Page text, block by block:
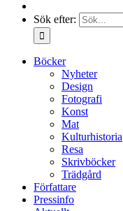
Sök efter:
Böcker
Nyheter
Design
Fotografi
Konst
Mat
Kulturhistoria
Resa
Skrivböcker
Trädgård
Författare
Pressinfo